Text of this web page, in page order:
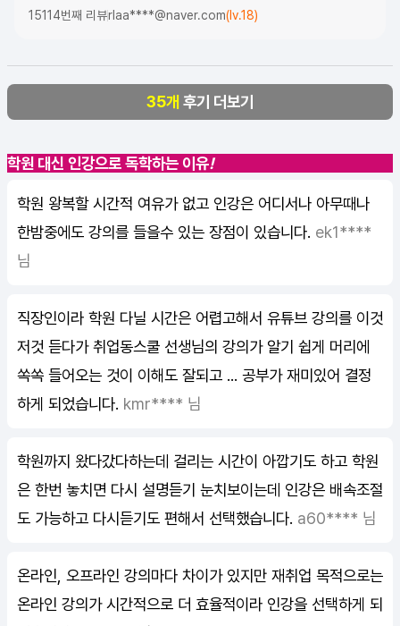
15114번째 리뷰rlaa****@naver.com(lv.18)
35개 후기 더보기
학원 대신 인강으로 독학하는 이유!
학원 왕복할 시간적 여유가 없고 인강은 어디서나 아무때나
한밤중에도 강의를 들을수 있는 장점이 있습니다. ek1****
님
직장인이라 학원 다닐 시간은 어렵고해서 유튜브 강의를 이것
저것 듣다가 취업동스쿨 선생님의 강의가 알기 쉽게 머리에
쏙쏙 들어오는 것이 이해도 잘되고 ... 공부가 재미있어 결정
하게 되었습니다. kmr**** 님
학원까지 왔다갔다하는데 걸리는 시간이 아깝기도 하고 학원
은 한번 놓치면 다시 설명듣기 눈치보이는데 인강은 배속조절
도 가능하고 다시듣기도 편해서 선택했습니다. a60**** 님
온라인, 오프라인 강의마다 차이가 있지만 재취업 목적으로는
온라인 강의가 시간적으로 더 효율적이라 인강을 선택하게 되